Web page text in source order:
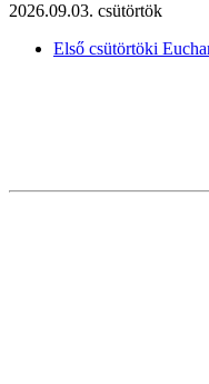
2026.09.03. csütörtök
Első csütörtöki